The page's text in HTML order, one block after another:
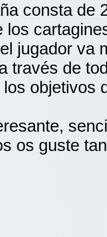
consta de
los
jugador va
través de
objetivos
os guste